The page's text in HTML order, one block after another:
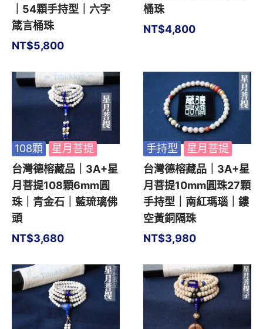
｜54顆手持型｜六字
箴言桶珠
NT$5,800
桶珠
NT$4,800
108顆
星月菩提
台灣德榕藏品｜3A+星
月菩提108顆6mm圓
珠｜青金石｜藍琉璃佛
頭
NT$3,680
手持型
星月菩提
台灣德榕藏品｜3A+星
月菩提10mm圓珠27顆
手持型｜南紅瑪瑙｜鏤
空黃銅隔珠
NT$3,980